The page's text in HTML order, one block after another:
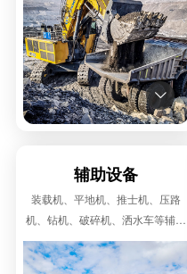

辅助设备
装载机、平地机、推士机、压路
机、钻机、破碎机、洒水车等辅助
设备，技术先进，产品成熟，为客
户提供成套化解决方案。